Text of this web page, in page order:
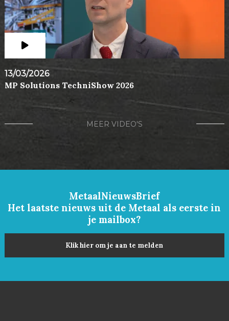
13/03/2026
MP Solutions TechniShow 2026
MEER VIDEO'S
MetaalNieuwsBrief
Het laatste nieuws uit de Metaal als eerste in
je mailbox?
Klik hier om je aan te melden